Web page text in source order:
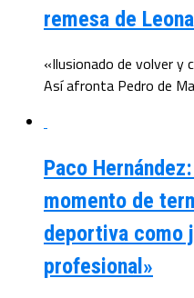
remesa de
«Ilusionado de volver y
Así afronta Pedro de
Paco
momento de
deportiva como
profesional»